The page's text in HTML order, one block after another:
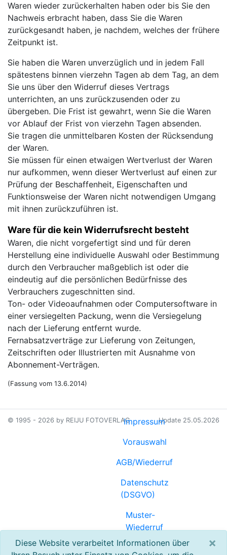
Waren wieder zurückerhalten haben oder bis Sie den
Nachweis erbracht haben, dass Sie die Waren
zurückgesandt haben, je nachdem, welches der frühere
Zeitpunkt ist.
Sie haben die Waren unverzüglich und in jedem Fall
spätestens binnen vierzehn Tagen ab dem Tag, an dem
Sie uns über den Widerruf dieses Vertrags
unterrichten, an uns zurückzusenden oder zu
übergeben. Die Frist ist gewahrt, wenn Sie die Waren
vor Ablauf der Frist von vierzehn Tagen absenden.
Sie tragen die unmittelbaren Kosten der Rücksendung
der Waren.
Sie müssen für einen etwaigen Wertverlust der Waren
nur aufkommen, wenn dieser Wertverlust auf einen zur
Prüfung der Beschaffenheit, Eigenschaften und
Funktionsweise der Waren nicht notwendigen Umgang
mit ihnen zurückzuführen ist.
Ware für die kein Widerrufsrecht besteht
Waren, die nicht vorgefertigt sind und für deren
Herstellung eine individuelle Auswahl oder Bestimmung
durch den Verbraucher maßgeblich ist oder die
eindeutig auf die persönlichen Bedürfnisse des
Verbrauchers zugeschnitten sind.
Ton- oder Videoaufnahmen oder Computersoftware in
einer versiegelten Packung, wenn die Versiegelung
nach der Lieferung entfernt wurde.
Fernabsatzverträge zur Lieferung von Zeitungen,
Zeitschriften oder Illustrierten mit Ausnahme von
Abonnement-Verträgen.
(Fassung vom 13.6.2014)
Diese Website verarbeitet Informationen über
×
Update 25.05.2026
© 1995 - 2026 by REIJU FOTOVERLAGImpressum
Vorauswahl
AGB/Wiederruf
Datenschutz
(DSGVO)
Muster-
Wiederruf
(PDF)